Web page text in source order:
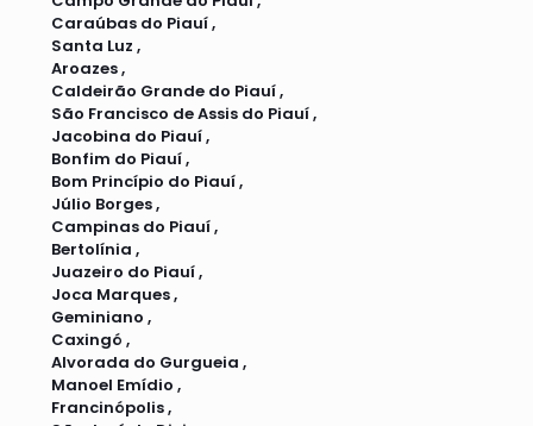
Caraúbas do Piauí ,
Santa Luz ,
Aroazes ,
Caldeirão Grande do Piauí ,
São Francisco de Assis do Piauí ,
Jacobina do Piauí ,
Bonfim do Piauí ,
Bom Princípio do Piauí ,
Júlio Borges ,
Campinas do Piauí ,
Bertolínia ,
Juazeiro do Piauí ,
Joca Marques ,
Geminiano ,
Caxingó ,
Alvorada do Gurgueia ,
Manoel Emídio ,
Francinópolis ,